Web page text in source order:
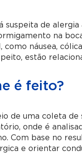
suspeita de
na
náusea,
estão
é feito?
de uma coleta
onde é
Com base no
e orientar